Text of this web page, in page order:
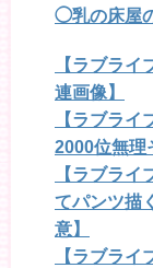
◯乳の床屋
【ラブラ
連画像】
【ラブラ
2000位無理
【ラブラ
てパンツ描
意】
【ラブラ